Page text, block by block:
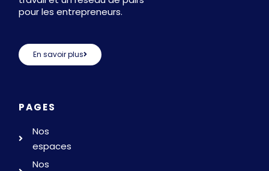
financer
projet
en
pour les entrepreneurs.
En savoir plus
PAGES
Nos
espaces
Nos